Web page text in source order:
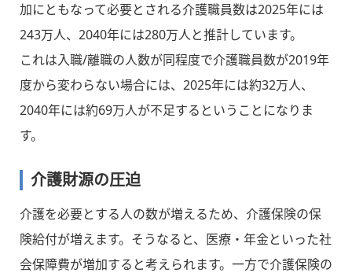
加にともなって必要とされる介護職員数は2025年には
243万人、2040年には280万人と推計しています。
これは入職/離職の人数が同程度で介護職員数が2019年
度から変わらない場合には、2025年には約32万人、
2040年には約69万人が不足するということになりま
す。
介護財源の圧迫
介護を必要とする人の数が増えるため、介護保険の保
険給付が増えます。そうなると、医療・年金といった社
会保障費が増加すると考えられます。一方で介護保険の